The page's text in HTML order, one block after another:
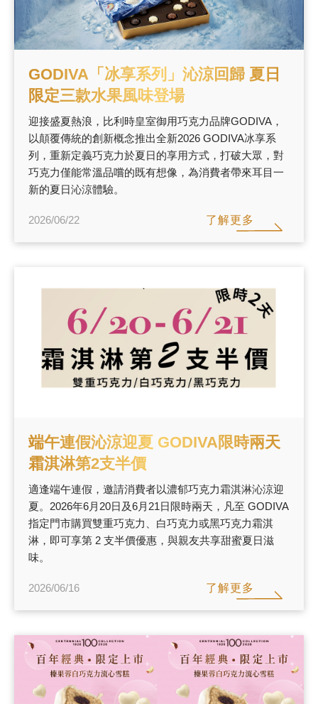
GODIVA「冰享系列」沁涼回歸 夏日
限定三款水果風味登場
迎接盛夏熱浪，比利時皇室御用巧克力品牌GODIVA，
以顛覆傳統的創新概念推出全新2026 GODIVA冰享系
列，重新定義巧克力於夏日的享用方式，打破大眾，對
巧克力僅能常溫品嚐的既有想像，為消費者帶來耳目一
新的夏日沁涼體驗。
2026/06/22 了解更多
端午連假沁涼迎夏 GODIVA限時兩天
霜淇淋第2支半價
適逢端午連假，邀請消費者以濃郁巧克力霜淇淋沁涼迎
夏。2026年6月20日及6月21日限時兩天，凡至 GODIVA
指定門市購買雙重巧克力、白巧克力或黑巧克力霜淇
淋，即可享第 2 支半價優惠，與親友共享甜蜜夏日滋
味。
2026/06/16 了解更多